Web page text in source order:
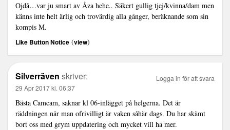
Ojdå…var ju smart av Åza hehe.. Säkert gullig tjej/kvinna/dam men
känns inte helt ärlig och trovärdig alla gånger, beräknande som sin
kompis M.
Like Button Notice (view)
Silverräven skriver:
29 Apr 2017 kl. 06:37
Bästa Camcam, saknar kl 06-inlägget på helgerna. Det är
räddningen när man ofrivilligt är vaken såhär dags. Du har skämt
bort oss med grym uppdatering och mycket vill ha mer.
Logga in för att svara